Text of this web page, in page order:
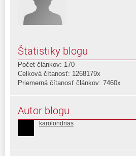
Štatistiky blogu
Počet článkov: 170
Celková čítanosť: 1268179x
Priemerná čítanosť článkov: 7460x
Autor blogu
karolondrias